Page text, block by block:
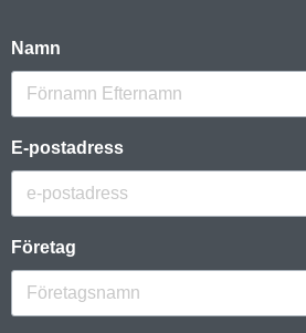
Namn
E-postadress
Företag